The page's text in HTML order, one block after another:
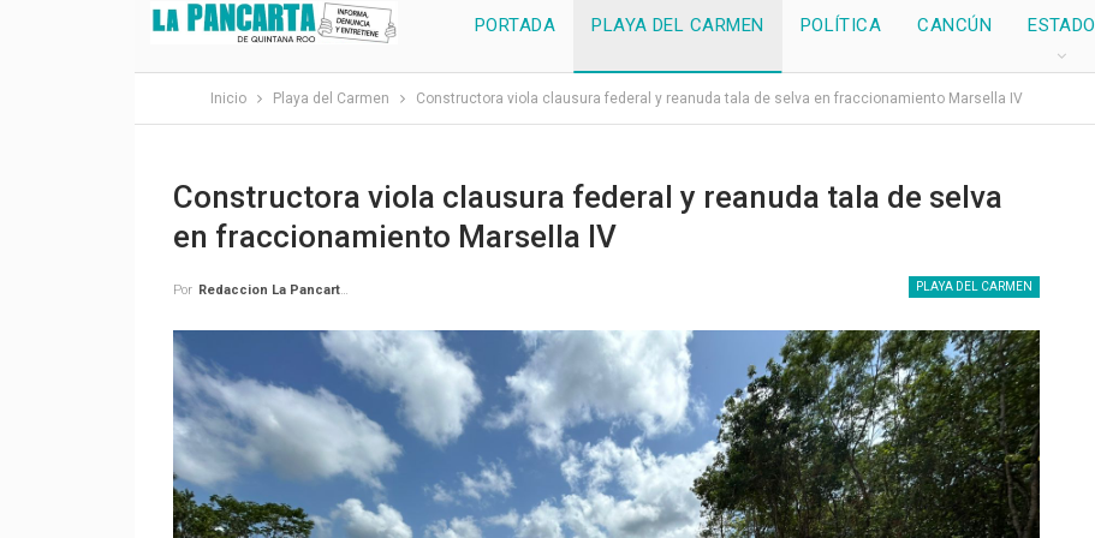
PORTADA PLAYA DEL CARMEN POLÍTICA CANCÚN ESTADO
Inicio Playa del Carmen Constructora viola clausura federal y reanuda tala de selva en fraccionamiento Marsella IV
Constructora viola clausura federal y reanuda tala de selva
en fraccionamiento Marsella IV
PLAYA DEL CARMEN
Por Redaccion La Pancarta De Quintana Roo